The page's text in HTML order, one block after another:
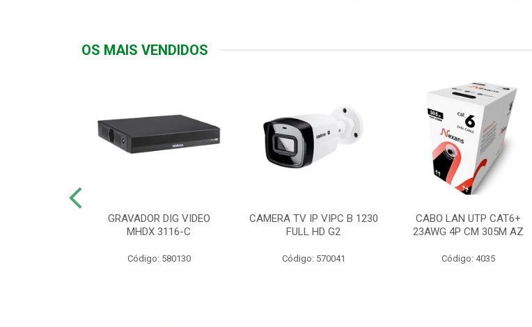
OS MAIS VENDIDOS
GRAVADOR DIG VIDEO
MHDX 3116-C
Código: 580130
CAMERA TV IP VIPC B 1230
FULL HD G2
Código: 570041
CABO LAN UTP CAT6+
23AWG 4P CM 305M AZ
Código: 4035